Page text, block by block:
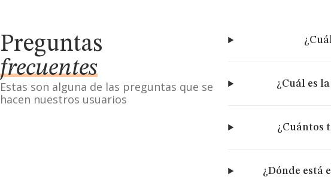
Preguntas
frecuentes
Estas son alguna de las preguntas que se
hacen nuestros usuarios
¿Cuál es
¿Cuántos
¿Dónde está